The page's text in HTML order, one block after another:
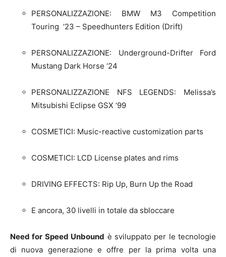
PERSONALIZZAZIONE: BMW M3 Competition
Touring ‘23 – Speedhunters Edition (Drift)
PERSONALIZZAZIONE: Underground-Drifter Ford
Mustang Dark Horse ‘24
PERSONALIZZAZIONE NFS LEGENDS: Melissa’s
Mitsubishi Eclipse GSX ‘99
COSMETICI: Music-reactive customization parts
COSMETICI: LCD License plates and rims
DRIVING EFFECTS: Rip Up, Burn Up the Road
E ancora, 30 livelli in totale da sbloccare
Need for Speed Unbound è sviluppato per le tecnologie
di nuova generazione e offre per la prima volta una